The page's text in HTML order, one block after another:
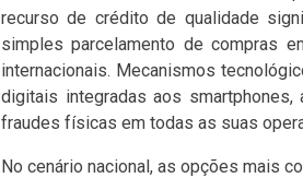
recurso de crédito de qualidade
simples parcelamento de compras
internacionais. Mecanismos
digitais integradas aos
fraudes físicas em todas as suas
No cenário nacional, as opções mais